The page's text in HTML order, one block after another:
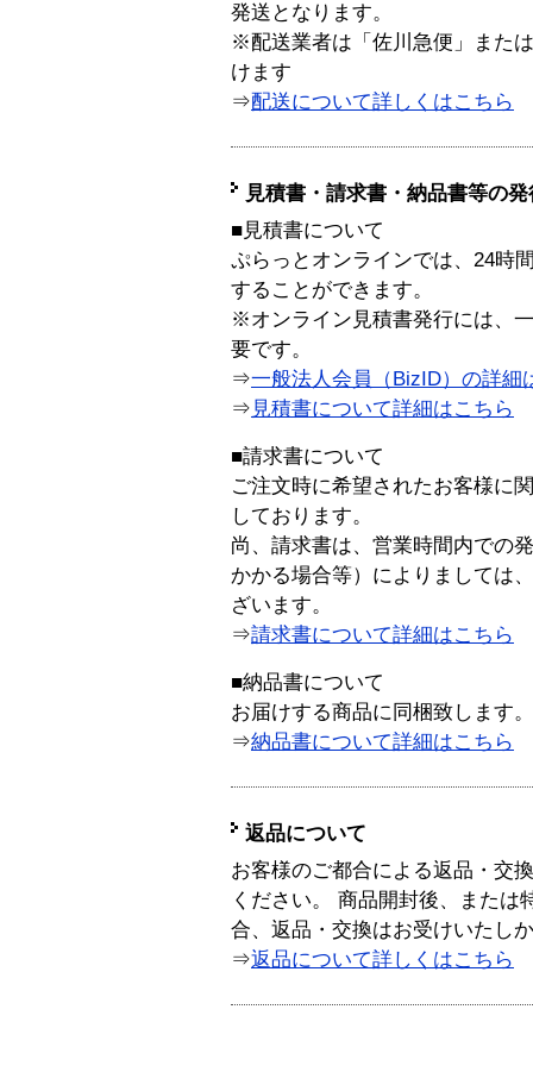
発送となります。
※配送業者は「佐川急便」また
けます
⇒配送について詳しくはこちら
見積書・請求書・納品書等の
■見積書について
ぷらっとオンラインでは、24時
することができます。
※オンライン見積書発行には、
要です。
⇒一般法人会員（BizID）の詳細
⇒ 見積書について詳細はこちら
■請求書について
ご注文時に希望されたお客様に
しております。
尚、請求書は、営業時間内での
かかる場合等）によりましては
ざいます。
⇒請求書について詳細はこちら
■納品書について
お届けする商品に同梱致します。
⇒納品書について詳細はこちら
返品について
お客様のご都合による返品・交
ください。 商品開封後、または
合、返品・交換はお受けいたし
⇒返品について詳しくはこちら